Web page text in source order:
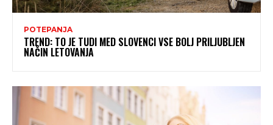
POTEPANJA
TREND: TO JE TUDI MED SLOVENCI VSE BOLJ PRILJUBLJEN
NAČIN LETOVANJA